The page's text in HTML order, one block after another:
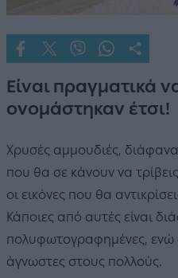
Είναι πραγματικά
ονομάστηκαν έτσι!
Χρυσές αμμουδιές,
που θα σε κάνουν να
οι εικόνες που θα
Κάποιες από αυτές είναι
πολυφωτογραφημένες, ενώ
άγνωστες στους πολλούς.